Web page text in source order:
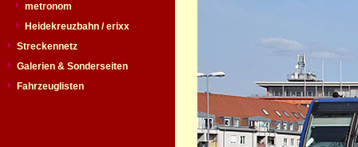
metronom
Heidekreuzbahn / erixx
Streckennetz
Galerien & Sonderseiten
Fahrzeuglisten